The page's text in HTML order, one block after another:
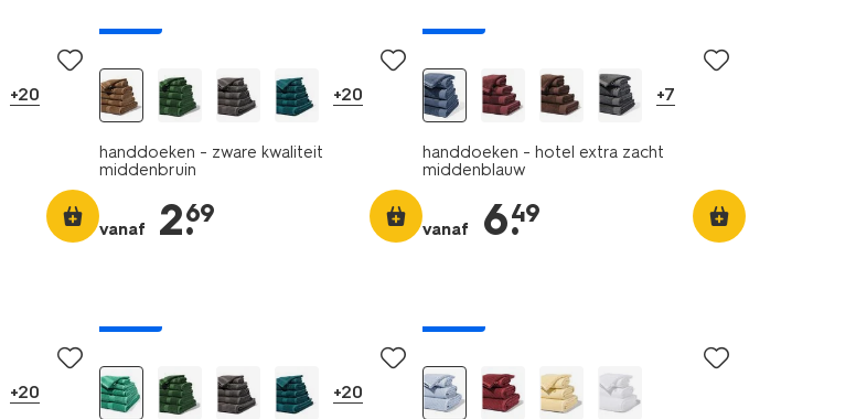
+20 +20
handdoeken - zware kwaliteit
middenbruin
vanaf 2.
69
+7
handdoeken - hotel extra zacht
middenblauw
vanaf 6.
49
+20 +20